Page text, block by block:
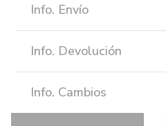
Info. Envío
Info. Devolución
Info. Cambios